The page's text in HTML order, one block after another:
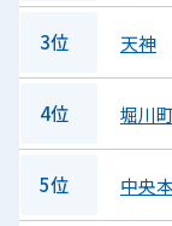
3位 天神
4位 堀川
5位 中央